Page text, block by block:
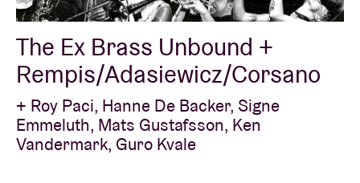
The Ex Brass Unbound +
Rempis/Adasiewicz/Corsano
+ Roy Paci, Hanne De Backer, Signe
Emmeluth, Mats Gustafsson, Ken
Vandermark, Guro Kvale